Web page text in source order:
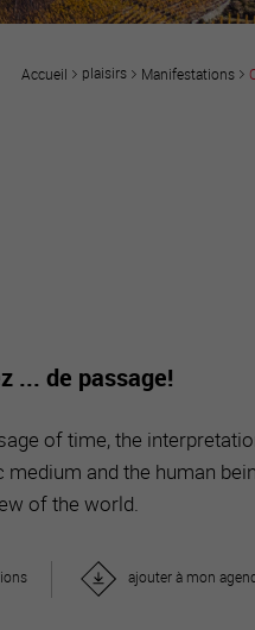
Accueil plaisirs Manifestations
... de passage!
of time, the
and the human
of the world.
ajouter à mon